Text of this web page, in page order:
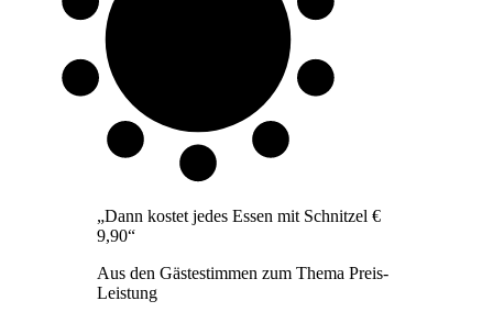
„Dann kostet jedes Essen mit Schnitzel €
9,90“
Aus den Gästestimmen zum Thema Preis-
Leistung